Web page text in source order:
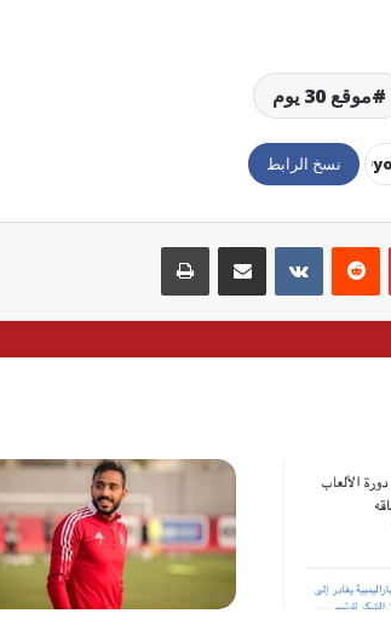
موقع 30 يوم
نسخ الرابط
بينتيريست مشاركة عبر البريد طباعة